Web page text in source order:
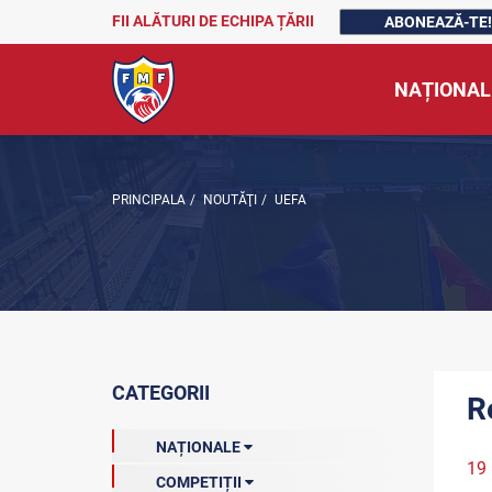
FII ALĂTURI DE ECHIPA ȚĂRII ABONEAZĂ-TE!
PRINCIPALA / NOUTĂŢI / UEFA
CATEGORII
NAȚIONALE
COMPETIȚII
19